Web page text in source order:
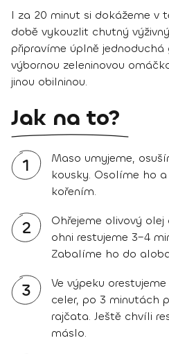
I za 20 minut si dokážeme v
době vykouzlit chutný
připravíme úplně
výbornou zeleninovou
jinou obilninou.
Jak na to?
1
Maso umyjeme,
kousky. Osolíme ho
kořením.
2
Ohřejeme olivový
ohni restujeme 3–4
Zabalíme ho do
3
Ve výpeku
celer, po 3 minutách
rajčata. Ještě chvíli
máslo.